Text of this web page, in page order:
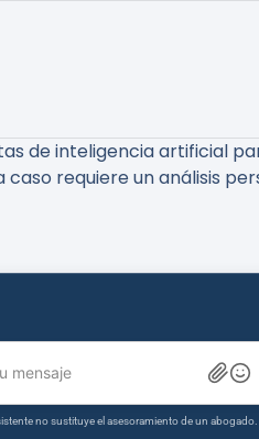
de inteligencia artificial
requiere un análisis
mensaje
no sustituye el asesoramiento de un abogado.